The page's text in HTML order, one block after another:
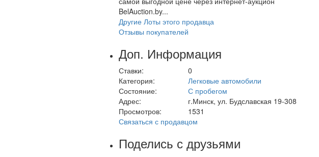
BelAuction.by...
Другие Лоты этого продавца
Отзывы покупателей
Доп. Информация
Ставки:
0
Категория:
Легковые автомобили
Состояние:
С пробегом
Адрес:
г.Минск, ул. Будславская 19-308
Просмотров:
1531
Связаться с продавцом
Поделись с друзьями